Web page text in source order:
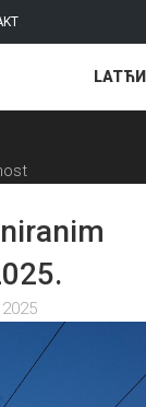
LAT